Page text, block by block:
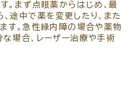
。まず点眼薬からはじめ、最
途中で薬を変更したり、また
す。急性緑内障の場合や薬物
場合、レーザー治療や手術